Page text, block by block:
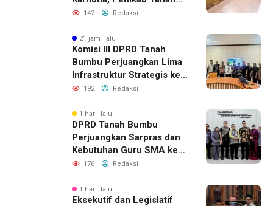
Bumbu Aktifkan Posko
142 Redaksi
21 jam lalu
Komisi III DPRD Tanah
Bumbu Perjuangkan Lima
Infrastruktur Strategis ke
BPJN XI Banjarmasin
192 Redaksi
1 hari lalu
DPRD Tanah Bumbu
Perjuangkan Sarpras dan
Kebutuhan Guru SMA ke
Pemprov Kalsel
176 Redaksi
1 hari lalu
Eksekutif dan Legislatif